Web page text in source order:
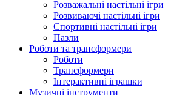
Розважальні настільні ігри
Розвиваючі настільні ігри
Спортивні настільні ігри
Пазли
Роботи та трансформери
Роботи
Трансформери
Інтерактивні іграшки
Музичні інструменти